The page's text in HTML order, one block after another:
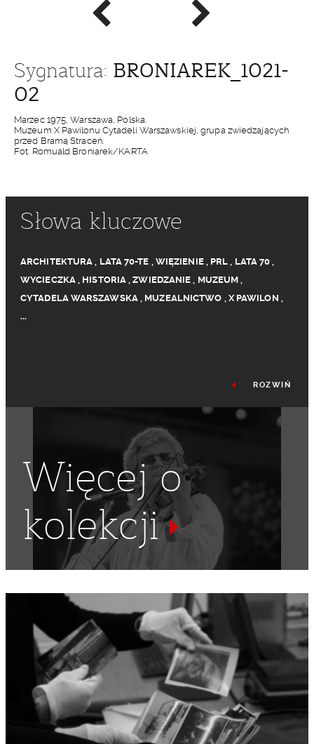
Poprzednie
zdjęcie
Następne
zdjęcie
Sygnatura: BRONIAREK_1021-
02
Marzec 1975, Warszawa, Polska.
Muzeum X Pawilonu Cytadeli Warszawskiej, grupa zwiedzających
przed Bramą Straceń.
Fot. Romuald Broniarek/KARTA
Słowa kluczowe
ARCHITEKTURA , LATA 70-TE , WIĘZIENIE, PRL , LATA 70 ,
WYCIECZKA, HISTORIA ,ZWIEDZANIE , MUZEUM ,
CYTADELA WARSZAWSKA, MUZEALNICTWO , X PAWILON ,
...
MARTYROLOGIA,
MUZEUM X PAWILONU CYTADELI
WARSZAWSKIEJ
,TWIERDZA BRAMA STRACEŃ
ROZWIŃ
Więcej o
kolekcji